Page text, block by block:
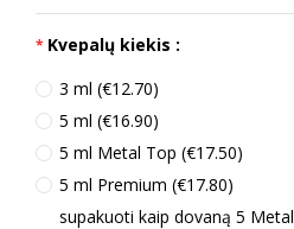
Kvepalų kiekis :
3 ml (€12.70)
5 ml (€16.90)
5 ml Metal Top (€17.50)
5 ml Premium (€17.80)
supakuoti kaip dovaną 5 Metal